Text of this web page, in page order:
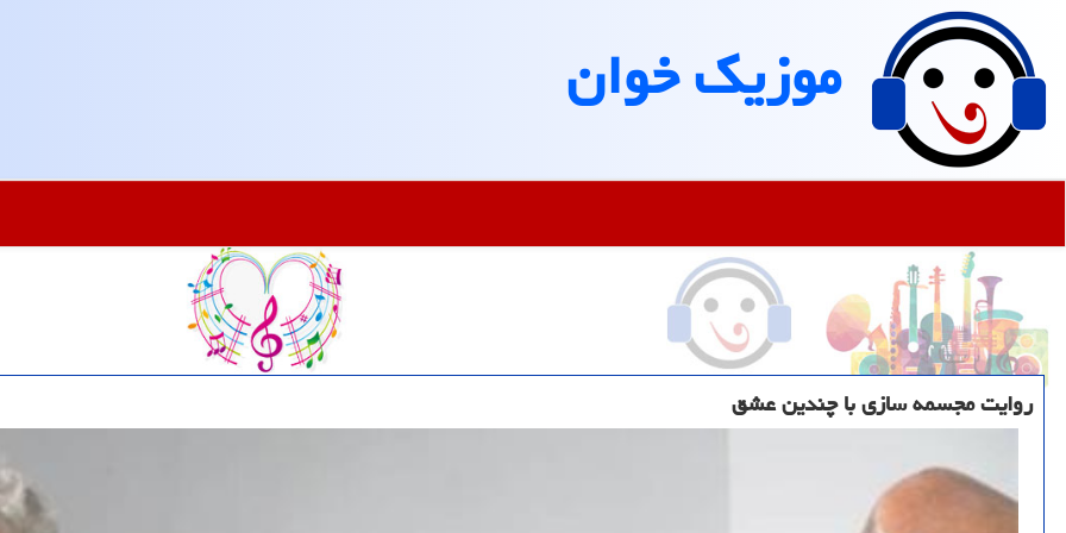
موزیك خوان
روایت مجسمه سازی با چندین عشق